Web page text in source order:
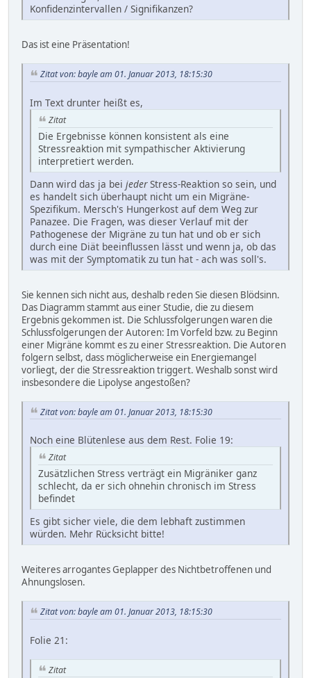
Konfidenzintervallen / Signifikanzen?
Das ist eine Präsentation!
Zitat von: bayle am 01. Januar 2013, 18:15:30
Im Text drunter heißt es,
Zitat
Die Ergebnisse können konsistent als eine
Stressreaktion mit sympathischer Aktivierung
interpretiert werden.
Dann wird das ja bei jederStress-Reaktion so sein, und
es handelt sich überhaupt nicht um ein Migräne-
Spezifikum. Mersch's Hungerkost auf dem Weg zur
Panazee. Die Fragen, was dieser Verlauf mit der
Pathogenese der Migräne zu tun hat und ob er sich
durch eine Diät beeinflussen lässt und wenn ja, ob das
was mit der Symptomatik zu tun hat - ach was soll's.
Sie kennen sich nicht aus, deshalb reden Sie diesen Blödsinn.
Das Diagramm stammt aus einer Studie, die zu diesem
Ergebnis gekommen ist. Die Schlussfolgerungen waren die
Schlussfolgerungen der Autoren: Im Vorfeld bzw. zu Beginn
einer Migräne kommt es zu einer Stressreaktion. Die Autoren
folgern selbst, dass möglicherweise ein Energiemangel
vorliegt, der die Stressreaktion triggert. Weshalb sonst wird
insbesondere die Lipolyse angestoßen?
Zitat von: bayle am 01. Januar 2013, 18:15:30
Noch eine Blütenlese aus dem Rest. Folie 19:
Zitat
Zusätzlichen Stress verträgt ein Migräniker ganz
schlecht, da er sich ohnehin chronisch im Stress
befindet
Es gibt sicher viele, die dem lebhaft zustimmen
würden. Mehr Rücksicht bitte!
Weiteres arrogantes Geplapper des Nichtbetroffenen und
Ahnungslosen.
Zitat von: bayle am 01. Januar 2013, 18:15:30
Folie 21:
Zitat